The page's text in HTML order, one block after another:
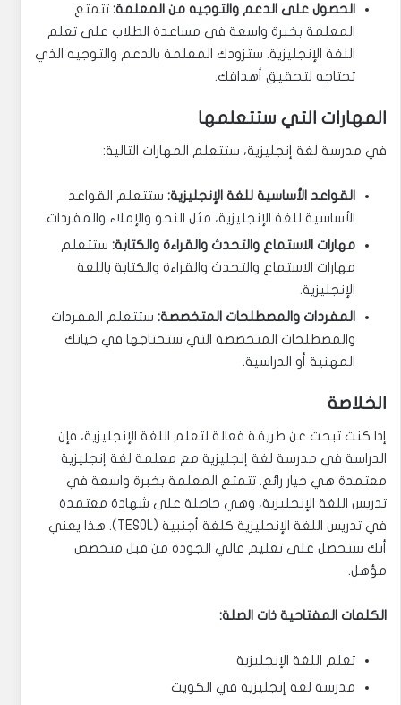
الحصول على الدعم والتوجيه من المعلمة: تتمتع
المعلمة بخبرة واسعة في مساعدة الطلاب على تعلم
اللغة الإنجليزية. ستزودك المعلمة بالدعم والتوجيه الذي
تحتاجه لتحقيق أهدافك.
المهارات التي ستتعلمها
في مدرسة لغة إنجليزية، ستتعلم المهارات التالية:
القواعد الأساسية للغة الإنجليزية: ستتعلم القواعد
الأساسية للغة الإنجليزية، مثل النحو والإملاء والمفردات.
مهارات الاستماع والتحدث والقراءة والكتابة: ستتعلم
مهارات الاستماع والتحدث والقراءة والكتابة باللغة
الإنجليزية.
المفردات والمصطلحات المتخصصة: ستتعلم المفردات
والمصطلحات المتخصصة التي ستحتاجها في حياتك
المهنية أو الدراسية.
الخلاصة
إذا كنت تبحث عن طريقة فعالة لتعلم اللغة الإنجليزية، فإن
الدراسة في مدرسة لغة إنجليزية مع معلمة لغة إنجليزية
معتمدة هي خيار رائع. تتمتع المعلمة بخبرة واسعة في
تدريس اللغة الإنجليزية، وهي حاصلة على شهادة معتمدة
في تدريس اللغة الإنجليزية كلغة أجنبية (TESOL). هذا يعني
أنك ستحصل على تعليم عالي الجودة من قبل متخصص
مؤهل.
الكلمات المفتاحية ذات الصلة:
تعلم اللغة الإنجليزية
مدرسة لغة إنجليزية في الكويت